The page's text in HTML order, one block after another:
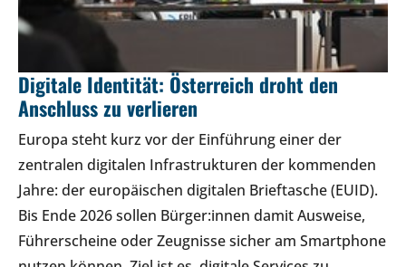
Digitale Identität: Österreich droht den
Anschluss zu verlieren
Europa steht kurz vor der Einführung einer der
zentralen digitalen Infrastrukturen der kommenden
Jahre: der europäischen digitalen Brieftasche (EUID).
Bis Ende 2026 sollen Bürger:innen damit Ausweise,
Führerscheine oder Zeugnisse sicher am Smartphone